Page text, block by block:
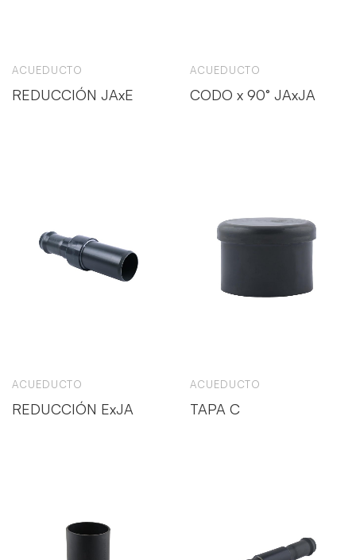
ACUEDUCTO
REDUCCIÓN JAxE
ACUEDUCTO
CODO x 90° JAxJA
ACUEDUCTO
REDUCCIÓN ExJA
ACUEDUCTO
TAPA C